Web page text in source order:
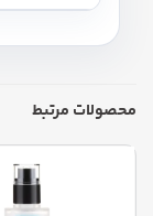
محصولات مرتبط